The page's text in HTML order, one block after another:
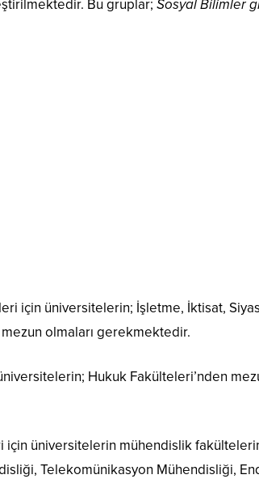
Bu gruplar; Sosyal Bilimler
için üniversitelerin; İşletme, İktisat,
olmaları gerekmektedir.
Hukuk Fakülteleri’nden
için üniversitelerin mühendislik
Telekomünikasyon Mühendisliği,